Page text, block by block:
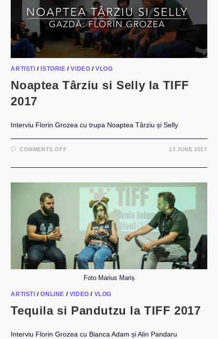
ARTISTI / ISTORIE /VIDEO /VLOG
Noaptea Târziu si Selly la TIFF
2017
Interviu Florin Grozea cu trupa Noaptea Târziu și Selly
COMMENTS OFFON
SI
TIFF
13 JUNE 2017
Foto Marius Mariș
ARTISTI /ONLINE / VIDEO / VLOG
Tequila si Pandutzu la TIFF 2017
Interviu Florin Grozea cu Bianca Adam și Alin Pandaru